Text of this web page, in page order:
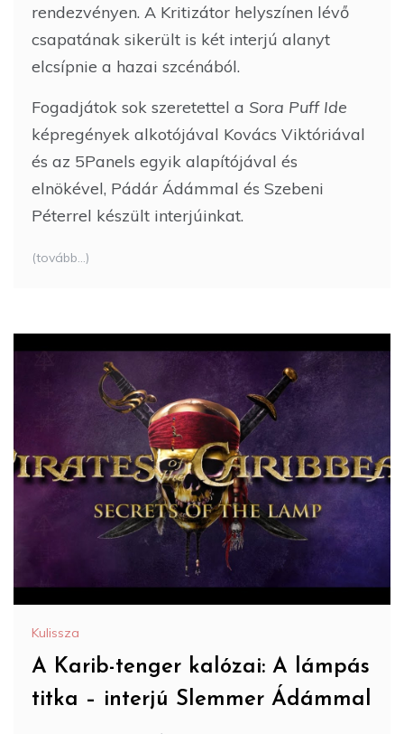
rendezvényen. A Kritizátor helyszínen lévő
csapatának sikerült is két interjú alanyt
elcsípnie a hazai szcénából.
Fogadjátok sok szeretettel a Sora Puff Ide
képregények alkotójával Kovács Viktóriával
és az 5Panels egyik alapítójával és
elnökével, Pádár Ádámmal és Szebeni
Péterrel készült interjúinkat.
(tovább…)
Kulissza
A Karib-tenger kalózai: A lámpás
titka – interjú Slemmer Ádámmal